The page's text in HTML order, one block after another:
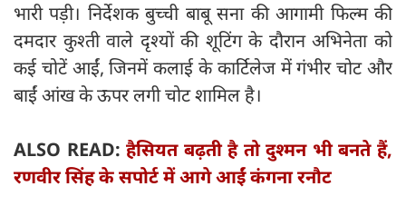
भारी पड़ी। निर्देशक बुच्ची बाबू सना की आगामी फिल्म की
दमदार कुश्ती वाले दृश्यों की शूटिंग के दौरान अभिनेता को
कई चोटें आईं, जिनमें कलाई के कार्टिलेज में गंभीर चोट और
बाईं आंख के ऊपर लगी चोट शामिल है।
ALSO READ:हैसियत बढ़ती है तो दुश्मन भी बनते हैं,
रणवीर सिंह के सपोर्ट में आगे आईं कंगना रनौट